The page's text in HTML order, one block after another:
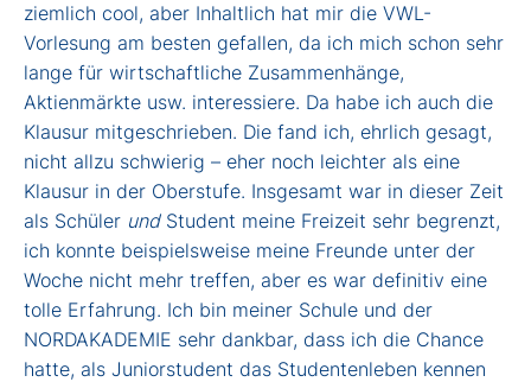
ziemlich cool, aber Inhaltlich hat mir die VWL-
Vorlesung am besten gefallen, da ich mich schon sehr
lange für wirtschaftliche Zusammenhänge,
Aktienmärkte usw. interessiere. Da habe ich auch die
Klausur mitgeschrieben. Die fand ich, ehrlich gesagt,
nicht allzu schwierig – eher noch leichter als eine
Klausur in der Oberstufe. Insgesamt war in dieser Zeit
als Schüler undStudent meine Freizeit sehr begrenzt,
ich konnte beispielsweise meine Freunde unter der
Woche nicht mehr treffen, aber es war definitiv eine
tolle Erfahrung. Ich bin meiner Schule und der
NORDAKADEMIE sehr dankbar, dass ich die Chance
hatte, als Juniorstudent das Studentenleben kennen